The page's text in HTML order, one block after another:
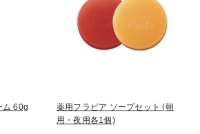
ム 60g
薬用フラビア ソープセット (朝
用・夜用各1個)